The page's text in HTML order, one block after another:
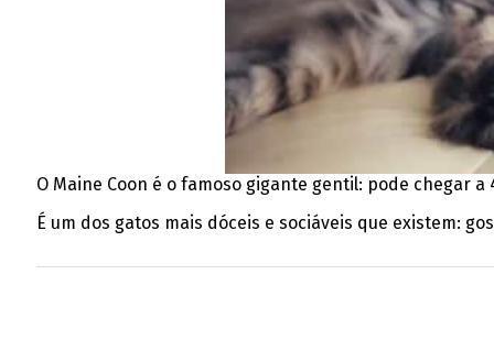
O Maine Coon é o famoso gigante gentil: pode chegar
É um dos gatos mais dóceis e sociáveis que existem: